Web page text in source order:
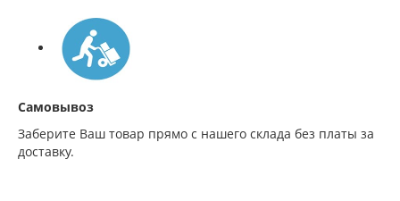
Самовывоз
Заберите Ваш товар прямо с нашего склада без платы за
доставку.